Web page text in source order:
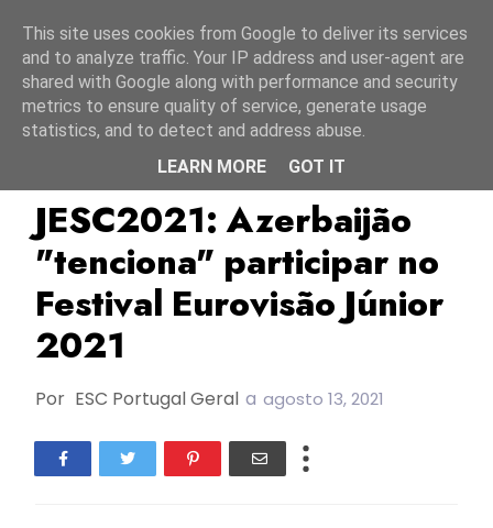
Azerbaijão Ictimai JESC2021
JESC2021: Azerbaijão
"tenciona" participar no
Festival Eurovisão Júnior
2021
Por ESC Portugal Geral a agosto 13, 2021
This site uses cookies from Google to deliver its services
and to analyze traffic. Your IP address and user-agent are
shared with Google along with performance and security
metrics to ensure quality of service, generate usage
statistics, and to detect and address abuse.
LEARN MORE
GOT IT